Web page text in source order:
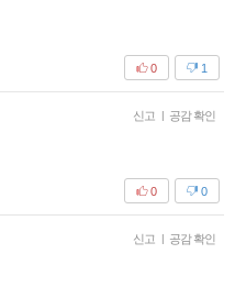
1
0
신고 | 공감 확인
0
0
신고 | 공감 확인